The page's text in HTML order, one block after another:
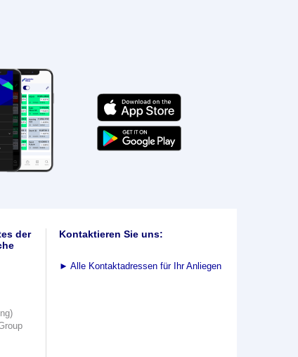
der
Kontaktieren Sie uns:
► Alle Kontaktadressen für Ihr Anliegen